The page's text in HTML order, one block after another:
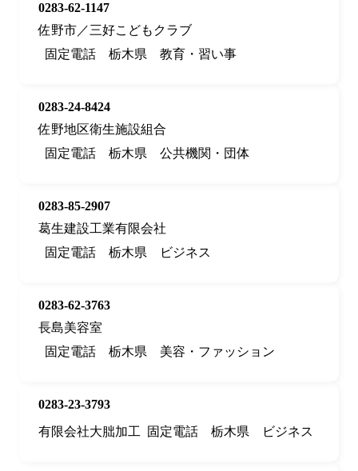
0283-62-1147
佐野市／三好こどもクラブ
固定電話
栃木県 教育・習い事
0283-24-8424
佐野地区衛生施設組合
固定電話
栃木県 公共機関・団体
0283-85-2907
葛生建設工業有限会社
固定電話
栃木県 ビジネス
0283-62-3763
長島美容室
固定電話
栃木県 美容・ファッション
0283-23-3793
有限会社大朏加工
固定電話 栃木県 ビジネス